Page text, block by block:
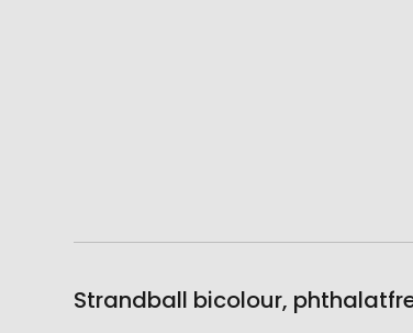
Strandball bicolour,